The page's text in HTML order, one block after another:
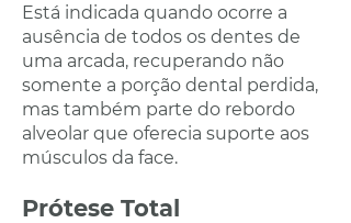
Está indicada quando ocorre a
ausência de todos os dentes de
uma arcada, recuperando não
somente a porção dental perdida,
mas também parte do rebordo
alveolar que oferecia suporte aos
músculos da face.
Prótese Total